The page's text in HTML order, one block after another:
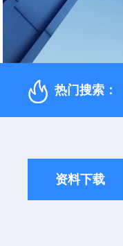
热门搜索：
资料下载